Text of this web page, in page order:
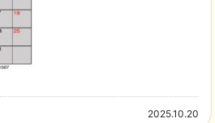
2025.10.20